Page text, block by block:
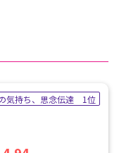
気持ち、思念伝達 1位